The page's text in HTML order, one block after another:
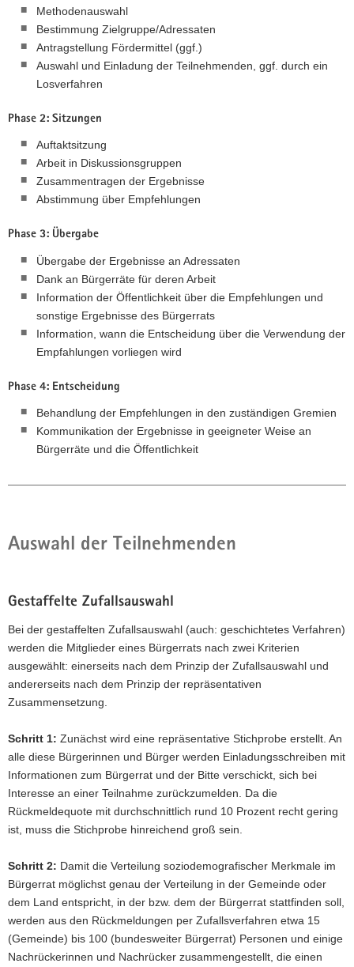
Methodenauswahl
Bestimmung Zielgruppe/Adressaten
Antragstellung Fördermittel (ggf.)
Auswahl und Einladung der Teilnehmenden, ggf. durch ein
Losverfahren
Phase 2: Sitzungen
Auftaktsitzung
Arbeit in Diskussionsgruppen
Zusammentragen der Ergebnisse
Abstimmung über Empfehlungen
Phase 3: Übergabe
Übergabe der Ergebnisse an Adressaten
Dank an Bürgerräte für deren Arbeit
Information der Öffentlichkeit über die Empfehlungen und
sonstige Ergebnisse des Bürgerrats
Information, wann die Entscheidung über die Verwendung der
Empfahlungen vorliegen wird
Phase 4: Entscheidung
Behandlung der Empfehlungen in den zuständigen Gremien
Kommunikation der Ergebnisse in geeigneter Weise an
Bürgerräte und die Öffentlichkeit
Auswahl der Teilnehmenden
Gestaffelte Zufallsauswahl
Bei der gestaffelten Zufallsauswahl (auch: geschichtetes Verfahren)
werden die Mitglieder eines Bürgerrats nach zwei Kriterien
ausgewählt: einerseits nach dem Prinzip der Zufallsauswahl und
andererseits nach dem Prinzip der repräsentativen
Zusammensetzung.
Schritt 1: Zunächst wird eine repräsentative Stichprobe erstellt. An
alle diese Bürgerinnen und Bürger werden Einladungsschreiben mit
Informationen zum Bürgerrat und der Bitte verschickt, sich bei
Interesse an einer Teilnahme zurückzumelden. Da die
Rückmeldequote mit durchschnittlich rund 10 Prozent recht gering
ist, muss die Stichprobe hinreichend groß sein.
Schritt 2: Damit die Verteilung soziodemografischer Merkmale im
Bürgerrat möglichst genau der Verteilung in der Gemeinde oder
dem Land entspricht, in der bzw. dem der Bürgerrat stattfinden soll,
werden aus den Rückmeldungen per Zufallsverfahren etwa 15
(Gemeinde) bis 100 (bundesweiter Bürgerrat) Personen und einige
Nachrückerinnen und Nachrücker zusammengestellt, die einen